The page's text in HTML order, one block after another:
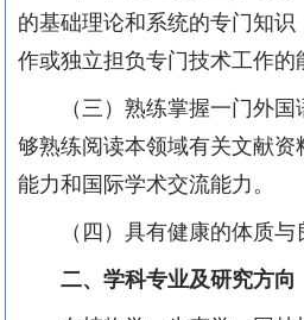
的基础理论和系统的专门知识
作或独立担负专门技术工作的
（三）熟练掌握一门外国
够熟练阅读本领域有关文献
能力和国际学术交流能力。
（四）具有健康的体质与
二、学科专业及研究方向